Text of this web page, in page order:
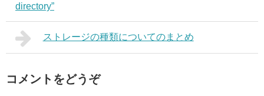
directory”
ストレージの種類についてのまとめ
コメントをどうぞ